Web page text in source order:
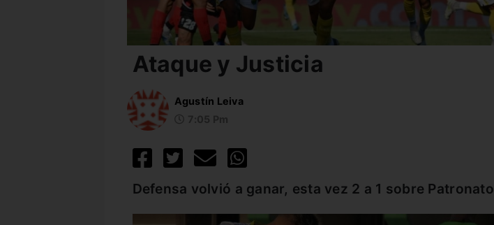
Ataque y Justicia
Agustín Leiva
Defensa volvió a ganar, esta vez 2 a 1 sobre Patronato